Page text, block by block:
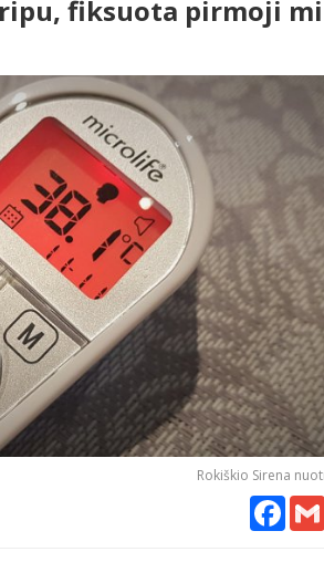
fiksuota pirmoji
Rokiškio Sirena